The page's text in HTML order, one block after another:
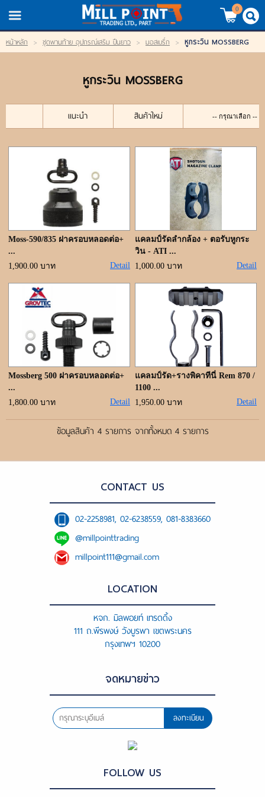
TH/EN
LOGIN REGISTER
My Wishlist
สินค้า
สินค้าลดราคา
เข้าสู่ระบบ
ขั้นตอนการสั่งซื้อ
แจ้งชำระเงิน
ค้นหาสินค้า
ติดต่อเรา
0
หน้าหลัก > ชุดพานท้าย อุปกรณ์เสริม ปืนยาว > มอสเบริ์ก > หูกระวิน MOSSBERG
หูกระวิน MOSSBERG
แนะนำ สินค้าใหม่
Moss-590/835 ฝาครอบหลอดต่อ+
...
1,900.00 บาท
Detail
แคลมป์รัดลำกล้อง + ตอรับหูกระ
วิน - ATI ...
1,000.00 บาท
Detail
Mossberg 500 ฝาครอบหลอดต่อ+
...
1,800.00 บาท
Detail
แคลมป์รัด+รางพิคาทีนี่ Rem 870 /
1100 ...
1,950.00 บาท
Detail
ข้อมูลสินค้า 4 รายการ จากทั้งหมด 4 รายการ
CONTACT US
02-2258981, 02-6238559, 081-8383660
@millpointtrading
millpoint111@gmail.com
LOCATION
หจก. มิลพอยท์ เทรดดิ้ง
111 ถ.พีรพงษ์ วังบูรพา เขตพระนคร
กรุงเทพฯ 10200
จดหมายข่าว
ลงทะเบียน
FOLLOW US